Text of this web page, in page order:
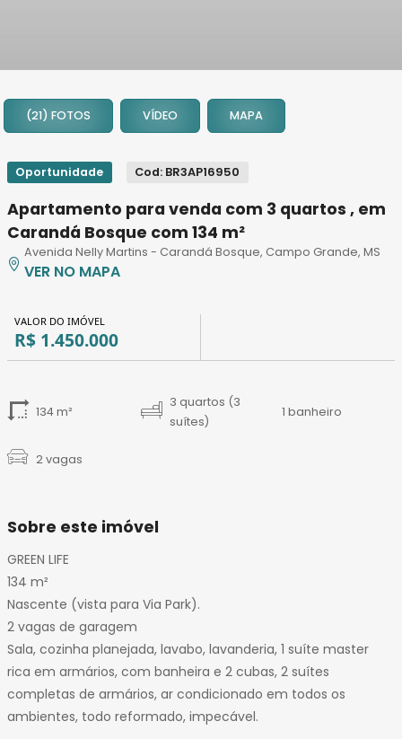
2
3
7
8
9
12
13
16
18
21
(21) FOTOS VÍDEO MAPA
Oportunidade Cod: BR3AP16950
Apartamento para venda com 3 quartos , em
Carandá Bosque com 134 m²
Avenida Nelly Martins - Carandá Bosque, Campo Grande, MS
VER NO MAPA
VALOR DO IMÓVEL
R$ 1.450.000
134 m²
3 quartos (3
suítes)
1 banheiro
2 vagas
Sobre este imóvel
GREEN LIFE
134 m²
Nascente (vista para Via Park).
2 vagas de garagem
Sala, cozinha planejada, lavabo, lavanderia, 1 suíte master
rica em armários, com banheira e 2 cubas, 2 suítes
completas de armários, ar condicionado em todos os
ambientes, todo reformado, impecável.